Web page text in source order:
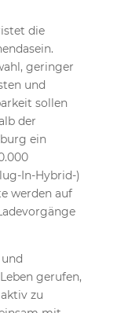
die
geringer
und
sollen
der
ein
In-Hybrid-)
werden auf
gerufen,
zu